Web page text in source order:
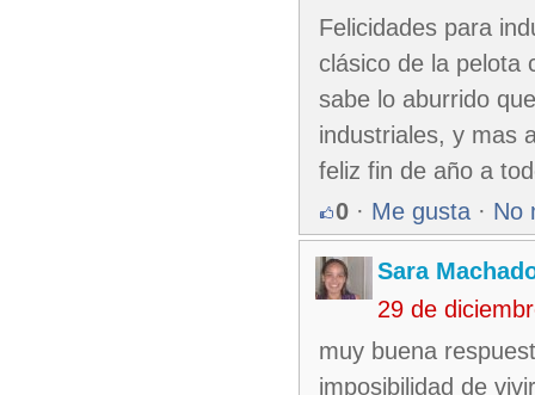
Felicidades para
clásico de la pelota
sabe lo aburrido
industriales, y mas
feliz fin de año a
0 · Me gusta · No
Sara
29 de
muy buena
imposibilidad de